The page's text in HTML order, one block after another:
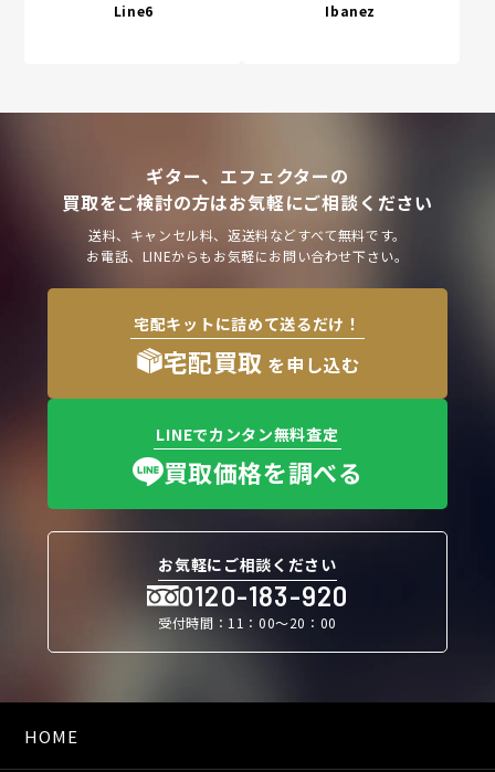
Line6 Ibanez
ギター、エフェクターの
買取をご検討の方はお気軽にご相談ください
送料、キャンセル料、返送料などすべて無料です。
お電話、LINEからもお気軽にお問い合わせ下さい。
宅配キットに詰めて送るだけ！
宅配買取 を申し込む
LINEでカンタン無料査定
買取価格を調べる
お気軽にご相談ください
0120-183-920
受付時間：11：00〜20：00
HOME